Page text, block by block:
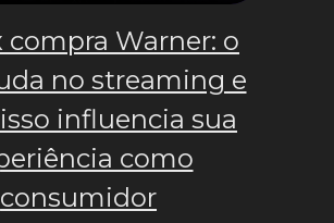
compra Warner: o
no streaming e
influencia sua
como
consumidor